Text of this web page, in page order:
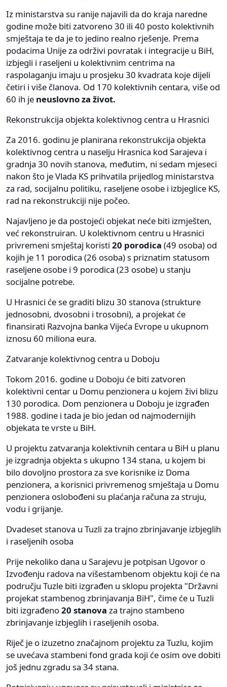
Iz ministarstva su ranije najavili da do kraja naredne
godine može biti zatvoreno 30 ili 40 posto kolektivnih
smještaja te da je to jedino realno rješenje. Prema
podacima Unije za održivi povratak i integracije u BiH,
izbjegli i raseljeni u kolektivnim centrima na
raspolaganju imaju u prosjeku 30 kvadrata koje dijeli
četiri i više članova. Od 170 kolektivnih centara, više od
60 ih je neuslovno za život.
Rekonstrukcija objekta kolektivnog centra u Hrasnici
Za 2016. godinu je planirana rekonstrukcija objekta
kolektivnog centra u naselju Hrasnica kod Sarajeva i
gradnja 30 novih stanova, međutim, ni sedam mjeseci
nakon što je Vlada KS prihvatila prijedlog ministarstva
za rad, socijalnu politiku, raseljene osobe i izbjeglice KS,
rad na rekonstrukciji nije počeo.
Najavljeno je da postojeći objekat neće biti izmješten,
već rekonstruiran. U kolektivnom centru u Hrasnici
privremeni smještaj koristi 20 porodica (49 osoba) od
kojih je 11 porodica (26 osoba) s priznatim statusom
raseljene osobe i 9 porodica (23 osobe) u stanju
socijalne potrebe.
U Hrasnici će se graditi blizu 30 stanova (strukture
jednosobni, dvosobni i trosobni), a projekat će
finansirati Razvojna banka Vijeća Evrope u ukupnom
iznosu 60 miliona eura.
Zatvaranje kolektivnog centra u Doboju
Tokom 2016. godine u Doboju će biti zatvoren
kolektivni centar u Domu penzionera u kojem živi blizu
130 porodica. Dom penzionera u Doboju je izgrađen
1988. godine i tada je bio jedan od najmodernijih
objekata te vrste u BiH.
U projektu zatvaranja kolektivnih centara u BiH u planu
je izgradnja objekta s ukupno 134 stana, u kojem bi
bilo dovoljno prostora za sve korisnike iz Doma
penzionera, a korisnici privremenog smještaja u Domu
penzionera oslobođeni su plaćanja računa za struju,
vodu i grijanje.
Dvadeset stanova u Tuzli za trajno zbrinjavanje izbjeglih
i raseljenih osoba
Prije nekoliko dana u Sarajevu je potpisan Ugovor o
Izvođenju radova na višestambenom objektu koji će na
području Tuzle biti izgrađen u sklopu projekta "Državni
projekat stambenog zbrinjavanja BiH", čime će u Tuzli
biti izgrađeno20 stanova za trajno stambeno
zbrinjavanje izbjeglih i raseljenih osoba.
Riječ je o izuzetno značajnom projektu za Tuzlu, kojim
se uvećava stambeni fond grada koji će osim ove dobiti
još jednu zgradu sa 34 stana.